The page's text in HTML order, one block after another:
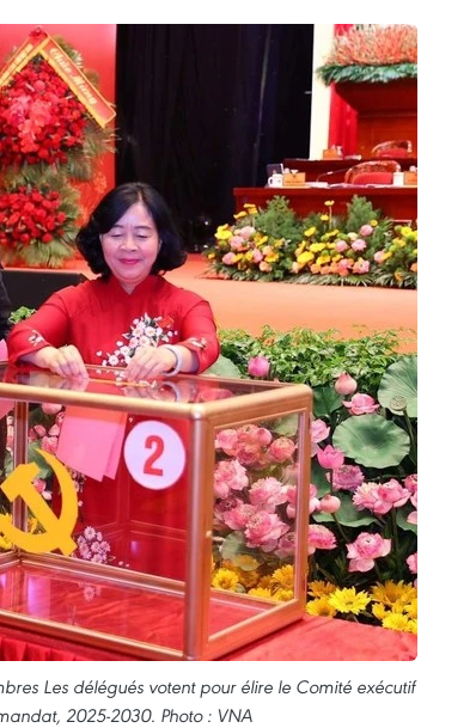
Les délégués votent pour élire le Comité exécutif
2025-2030. Photo : VNA